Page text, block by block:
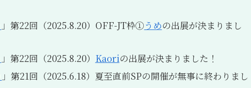
」第22回（2025.8.20）OFF-JT枠①うめの出展が決まりまし
」第22回（2025.8.20） Kaoriの出展が決まりました！
」第21回（2025.6.18）夏至直前SPの開催が無事に終わりまし